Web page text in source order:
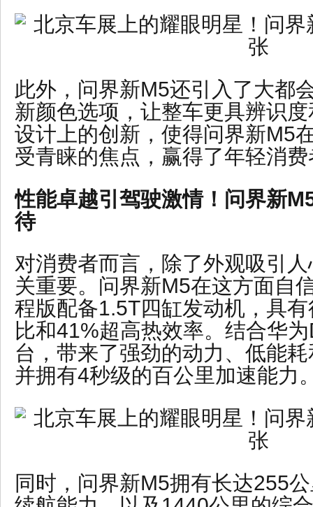
此外，问界新M5还引入了大都
新颜色选项，让整车更具辨识
设计上的创新，使得问界新M5
受青睐的焦点，赢得了年轻消
性能卓越引驾驶激情！问界新
待
对消费者而言，除了外观吸引
关重要。问界新M5在这方面自
程版配备1.5T四缸发动机，具
比和41%超高热效率。结合华
台，带来了强劲的动力、低能
并拥有4秒级的百公里加速能力
同时，问界新M5拥有长达255